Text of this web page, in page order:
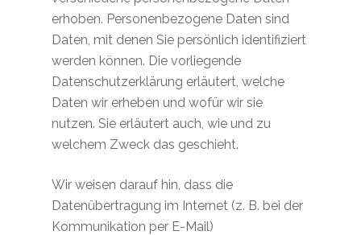
erhoben. Personenbezogene Daten sind
Daten, mit denen Sie persönlich identifiziert
werden können. Die vorliegende
Datenschutzerklärung erläutert, welche
Daten wir erheben und wofür wir sie
nutzen. Sie erläutert auch, wie und zu
welchem Zweck das geschieht.
Wir weisen darauf hin, dass die
Datenübertragung im Internet (z. B. bei der
Kommunikation per E-Mail)